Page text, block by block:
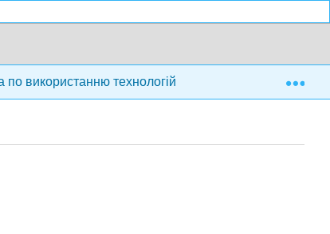
по використанню технологій 3: Zara-